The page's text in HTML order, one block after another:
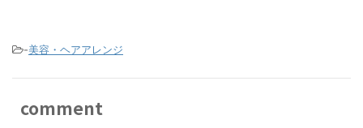
-美容・ヘアアレンジ
comment